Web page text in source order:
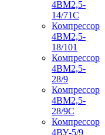
4ВМ2,5-
14/71C
Компрессор
4ВМ2,5-
18/101
Компрессор
4ВМ2,5-
28/9
Компрессор
4ВМ2,5-
28/9С
Компрессор
4ВУ-5/9